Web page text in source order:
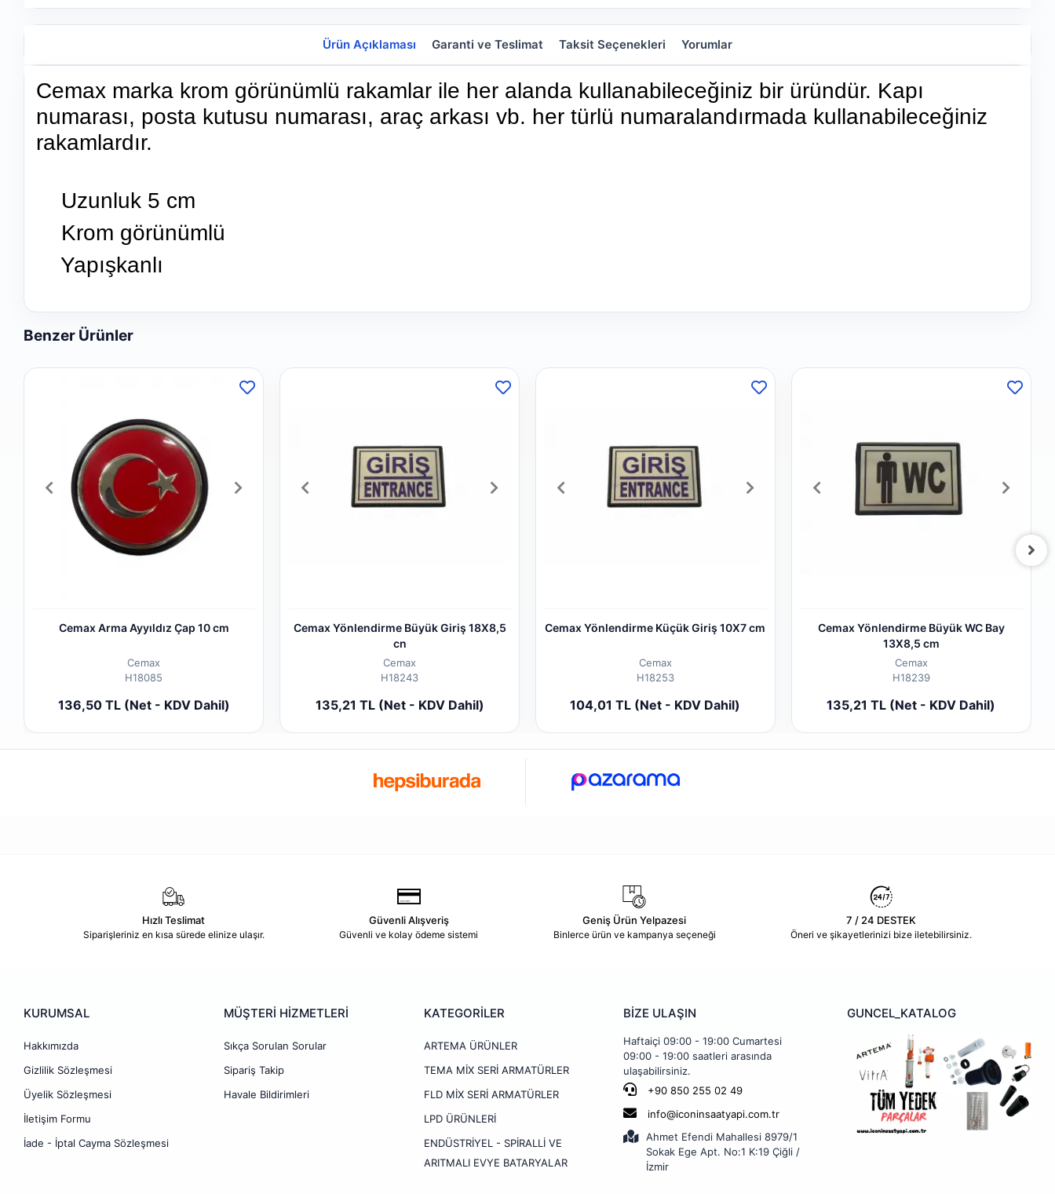
Ürün Açıklaması Garanti ve Teslimat Taksit Seçenekleri Yorumlar
Cemax marka krom görünümlü rakamlar ile her alanda kullanabileceğiniz bir üründür. Kapı
numarası, posta kutusu numarası, araç arkası vb. her türlü numaralandırmada kullanabileceğiniz
rakamlardır.
Uzunluk 5 cm
Krom görünümlü
Yapışkanlı
Benzer Ürünler
Cemax Arma Ayyıldız Çap 10 cm
Cemax
H18085
136,50 TL (Net - KDV Dahil)
Cemax Yönlendirme Büyük Giriş 18X8,5
cn
Cemax
H18243
135,21 TL (Net - KDV Dahil)
Cemax Yönlendirme Küçük Giriş 10X7 cm
Cemax
H18253
104,01 TL (Net - KDV Dahil)
Cemax Yönlendirme Büyük WC Bay
13X8,5 cm
Cemax
H18239
135,21 TL (Net - KDV Dahil)
Hızlı Teslimat
Siparişleriniz en kısa sürede elinize ulaşır.
Güvenli Alışveriş
Güvenli ve kolay ödeme sistemi
Geniş Ürün Yelpazesi
Binlerce ürün ve kampanya seçeneği
7 / 24 DESTEK
Öneri ve şikayetlerinizi bize iletebilirsiniz.
KURUMSAL
Hakkımızda
Gizlilik Sözleşmesi
Üyelik Sözleşmesi
İletişim Formu
İade - İptal Cayma Sözleşmesi
MÜŞTERİ HİZMETLERİ
Sıkça Sorulan Sorular
Sipariş Takip
Havale Bildirimleri
KATEGORİLER
ARTEMA ÜRÜNLER
TEMA MİX SERİ ARMATÜRLER
FLD MİX SERİ ARMATÜRLER
LPD ÜRÜNLERİ
ENDÜSTRİYEL - SPİRALLİ VE
ARITMALI EVYE BATARYALAR
BİZE ULAŞIN
Haftaiçi 09:00 - 19:00 Cumartesi
09:00 - 19:00 saatleri arasında
ulaşabilirsiniz.
+90 850 255 02 49
info@iconinsaatyapi.com.tr
Ahmet Efendi Mahallesi 8979/1
Sokak Ege Apt. No:1 K:19 Çiğli /
İzmir
GUNCEL_KATALOG